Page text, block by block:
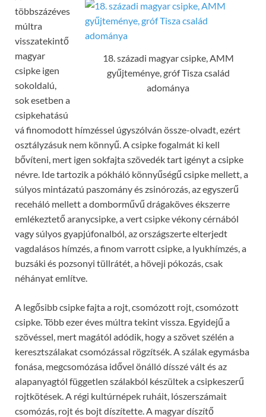
18. századi magyar csipke, AMM
gyűjteménye, gróf Tisza család
adománya
többszázéves
múltra
visszatekintő
magyar
csipke igen
sokoldalú,
sok esetben a
csipkehatású
vá finomodott hímzéssel úgyszólván össze-olvadt, ezért
osztályzásuk nem könnyű. A csipke fogalmát ki kell
bővíteni, mert igen sokfajta szövedék tart igényt a csipke
névre. Ide tartozik a pókháló könnyűségű csipke mellett, a
súlyos mintázatú paszomány és zsinórozás, az egyszerű
receháló mellett a domborművű drágaköves ékszerre
emlékeztető aranycsipke, a vert csipke vékony cérnából
vagy súlyos gyapjúfonalból, az országszerte elterjedt
vagdalásos hímzés, a finom varrott csipke, a lyukhímzés, a
buzsáki és pozsonyi tüllrátét, a höveji pókozás, csak
néhányat említve.
A legősibb csipke fajta a rojt, csomózott rojt, csomózott
csipke. Több ezer éves múltra tekint vissza. Egyidejű a
szövéssel, mert magától adódik, hogy a szövet szélén a
keresztszálakat csomózással rögzítsék. A szálak egymásba
fonása, megcsomózása idővel önálló dísszé vált és az
alapanyagtól független szálakból készültek a csipkeszerű
rojtkötések. A régi kultúrnépek ruháit, lószerszámait
csomózás, rojt és bojt díszítette. A magyar díszítő